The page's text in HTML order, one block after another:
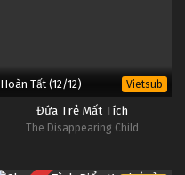
Hoàn Tất (12/12) Vietsub
Đứa Trẻ Mất Tích
The Disappearing Child